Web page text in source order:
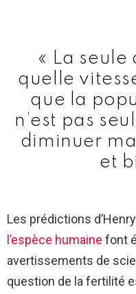
« La seule
quelle
que la
n’est pas
diminuer
et
Les prédictions
l’espèce humaine font
avertissements de
question de la fertilité